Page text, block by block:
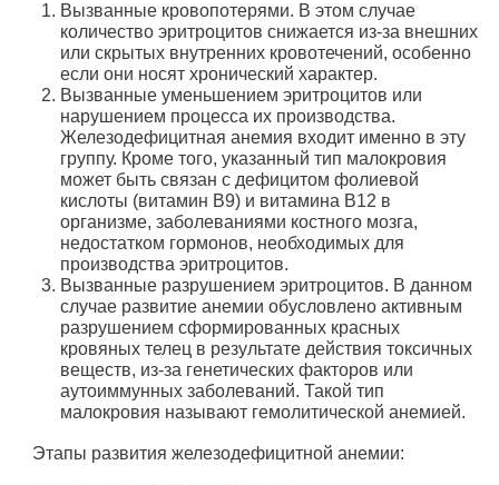
Вызванные кровопотерями. В этом случае
количество эритроцитов снижается из-за внешних
или скрытых внутренних кровотечений, особенно
если они носят хронический характер.
Вызванные уменьшением эритроцитов или
нарушением процесса их производства.
Железодефицитная анемия входит именно в эту
группу. Кроме того, указанный тип малокровия
может быть связан с дефицитом фолиевой
кислоты (витамин В9) и витамина В12 в
организме, заболеваниями костного мозга,
недостатком гормонов, необходимых для
производства эритроцитов.
Вызванные разрушением эритроцитов. В данном
случае развитие анемии обусловлено активным
разрушением сформированных красных
кровяных телец в результате действия токсичных
веществ, из-за генетических факторов или
аутоиммунных заболеваний. Такой тип
малокровия называют гемолитической анемией.
Этапы развития железодефицитной анемии: